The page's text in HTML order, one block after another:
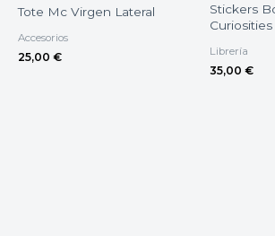
Tote Mc Virgen Lateral
Accesorios
25,00 €
Stickers
Curiosities
Librería
35,00 €